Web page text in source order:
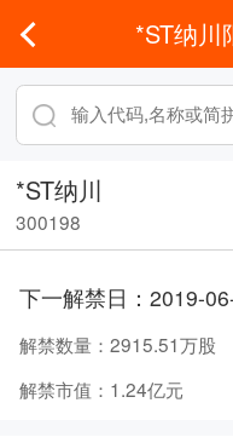
*ST纳川
*ST纳川
300198
下一解禁日： 2019-
解禁数量： 2915.51万股
解禁市值： 1.24亿元